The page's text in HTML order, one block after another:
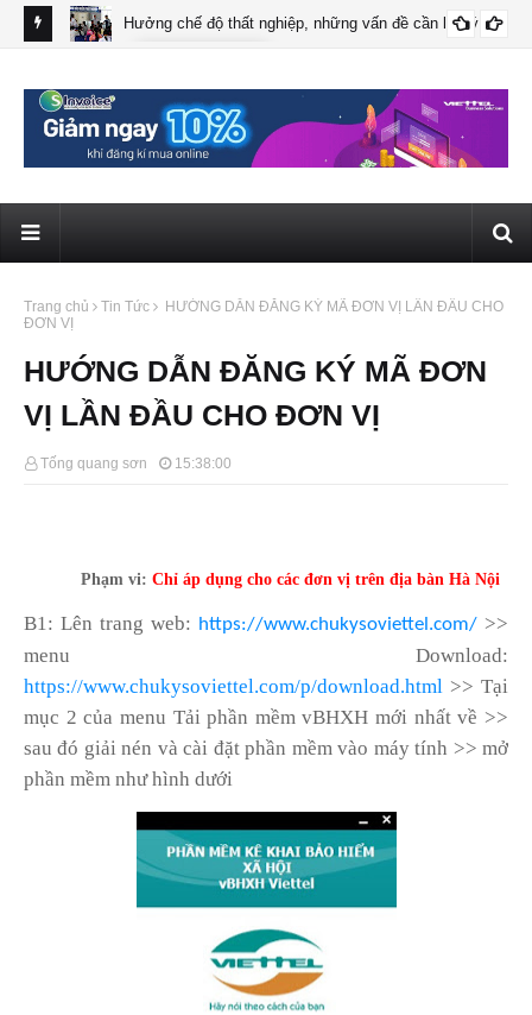
Hưởng chế độ thất nghiệp, những vấn đề cần lưu ý
Trang chủ Tin Tức
HƯỚNG DẪN ĐĂNG KÝ MÃ ĐƠN VỊ LẦN ĐẦU CHO
ĐƠN VỊ
HƯỚNG DẪN ĐĂNG KÝ MÃ ĐƠN
VỊ LẦN ĐẦU CHO ĐƠN VỊ
Tống quang sơn 15:38:00
Phạm vi: Chỉ áp dụng cho các đơn vị trên địa bàn Hà Nội
B1: Lên trang web: https://www.chukysoviettel.com/ >>
menu Download:
https://www.chukysoviettel.com/p/download.html >> Tại
mục 2 của menu Tải phần mềm vBHXH mới nhất về >>
sau đó giải nén và cài đặt phần mềm vào máy tính >> mở
phần mềm như hình dưới